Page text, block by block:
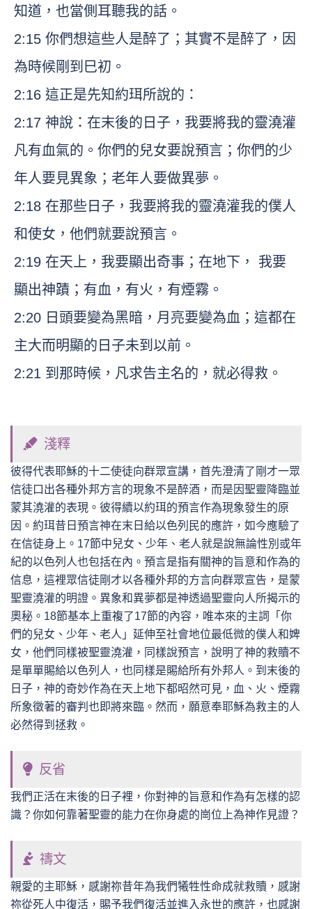
知道，也當側耳聽我的話。
2:15 你們想這些人是醉了；其實不是醉了，因
為時候剛到巳初。
2:16 這正是先知約珥所說的：
2:17 神說：在末後的日子，我要將我的靈澆灌
凡有血氣的。你們的兒女要說預言；你們的少
年人要見異象；老年人要做異夢。
2:18 在那些日子，我要將我的靈澆灌我的僕人
和使女，他們就要說預言。
2:19 在天上，我要顯出奇事；在地下， 我要
顯出神蹟；有血，有火，有煙霧。
2:20 日頭要變為黑暗，月亮要變為血；這都在
主大而明顯的日子未到以前。
2:21 到那時候，凡求告主名的，就必得救。
淺釋
彼得代表耶穌的十二使徒向群眾宣講，首先澄清了剛才一眾
信徒口出各種外邦方言的現象不是醉酒，而是因聖靈降臨並
蒙其澆灌的表現。彼得續以約珥的預言作為現象發生的原
因。約珥昔日預言神在末日給以色列民的應許，如今應驗了
在信徒身上。17節中兒女、少年、老人就是說無論性別或年
紀的以色列人也包括在內。預言是指有關神的旨意和作為的
信息，這裡眾信徒剛才以各種外邦的方言向群眾宣告，是蒙
聖靈澆灌的明證。異象和異夢都是神透過聖靈向人所揭示的
奧秘。18節基本上重複了17節的內容，唯本來的主詞「你
們的兒女、少年、老人」延伸至社會地位最低微的僕人和婢
女，他們同樣被聖靈澆灌，同樣說預言，說明了神的救贖不
是單單賜給以色列人，也同樣是賜給所有外邦人。到末後的
日子，神的奇妙作為在天上地下都昭然可見，血、火、煙霧
所象徵著的審判也即將來臨。然而，願意奉耶穌為救主的人
必然得到拯救。
反省
我們正活在末後的日子裡，你對神的旨意和作為有怎樣的認
識？你如何靠著聖靈的能力在你身處的崗位上為神作見證？
禱文
親愛的主耶穌，感謝祢昔年為我們犧牲性命成就救贖，感謝
祢從死人中復活，賜予我們復活並進入永世的應許，也感謝